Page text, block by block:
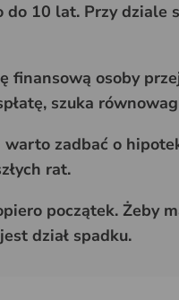
10 lat. Przy dziale
finansową osoby
szuka
zadbać o
rat.
początek. Żeby
dział spadku.